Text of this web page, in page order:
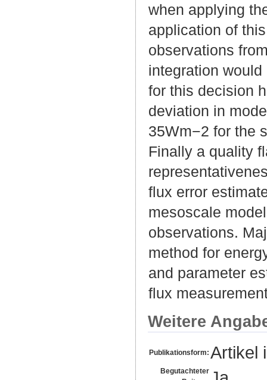
when applying
application of
observations
integration
for this decision
deviation in
35Wm−2 for the
Finally a quality
flux error
mesoscale
observations.
method for
and parameter
flux
Weitere
Publikationsform: Artikel
Begutachteter